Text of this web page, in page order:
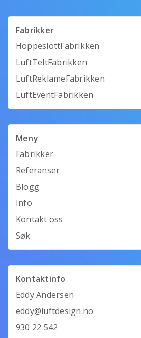
Fabrikker
HoppeslottFabrikken
LuftTeltFabrikken
LuftReklameFabrikken
LuftEventFabrikken
Meny
Fabrikker
Referanser
Blogg
Info
Kontakt oss
Søk
Kontaktinfo
Eddy Andersen
eddy@luftdesign.no
930 22 542